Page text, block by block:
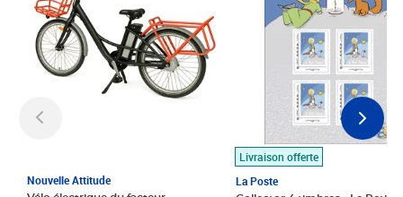
Nouvelle Attitude
Livraison offerte
La Poste